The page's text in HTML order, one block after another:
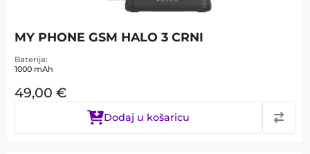
MY PHONE GSM HALO 3 CRNI
Baterija
1000 mAh
49,00 €
Dodaj u košaricu